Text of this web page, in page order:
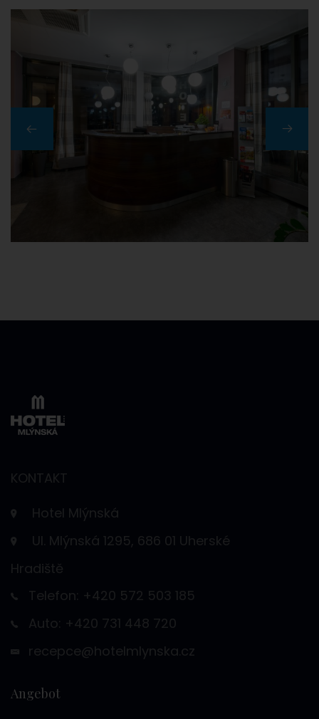
KONTAKT
Hotel Mlýnská
Ul. Mlýnská 1295, 686 01 Uherské
Hradiště
Telefon: +420 572 503 185
Auto: +420 731 448 720
recepce@hotelmlynska.cz
Angebot